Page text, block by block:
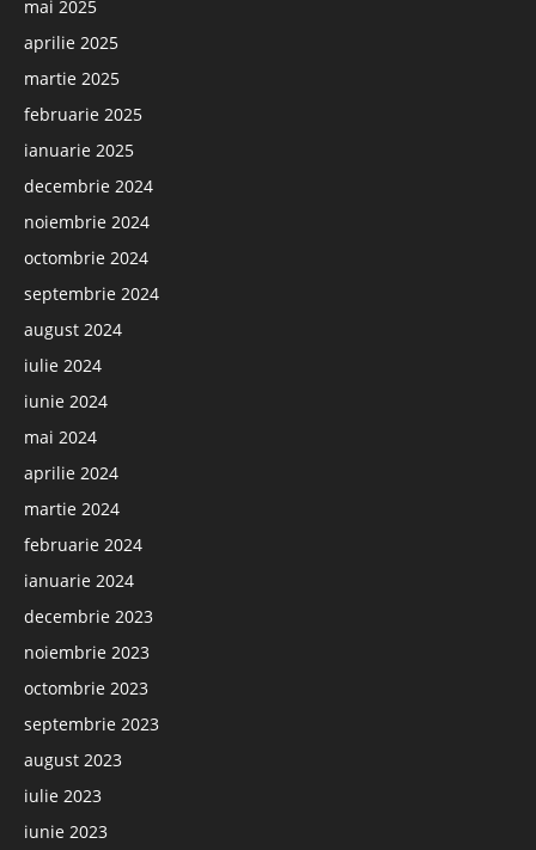
mai 2025
aprilie 2025
martie 2025
februarie 2025
ianuarie 2025
decembrie 2024
noiembrie 2024
octombrie 2024
septembrie 2024
august 2024
iulie 2024
iunie 2024
mai 2024
aprilie 2024
martie 2024
februarie 2024
ianuarie 2024
decembrie 2023
noiembrie 2023
octombrie 2023
septembrie 2023
august 2023
iulie 2023
iunie 2023